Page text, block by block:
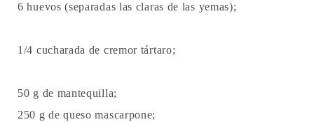
6 huevos (separadas las claras de las yemas);
1/4 cucharada de cremor tártaro;
50 g de mantequilla;
250 g de queso mascarpone;